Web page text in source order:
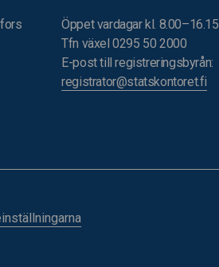
Öppet vardagar kl. 8.00–16.15
Tfn växel 0295 50 2000
E-post till registreringsbyrån:
registrator@statskontoret.fi